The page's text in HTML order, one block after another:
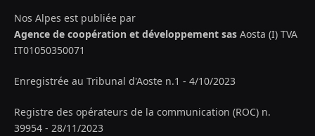
Nos Alpes est publiée par
Agence de coopération et développement sas Aosta (I) TVA
IT01050350071
Enregistrée au Tribunal d'Aoste n.1 - 4/10/2023
Registre des opérateurs de la communication (ROC) n.
39954 - 28/11/2023